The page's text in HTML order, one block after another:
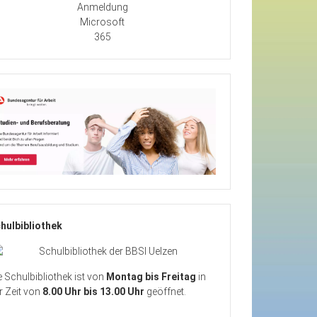
Anmeldung
Microsoft
365
Schulbibliothek ist von Montag bis Freitag in
Zeit von 8.00 Uhr bis 13.00 Uhr geöffnet.